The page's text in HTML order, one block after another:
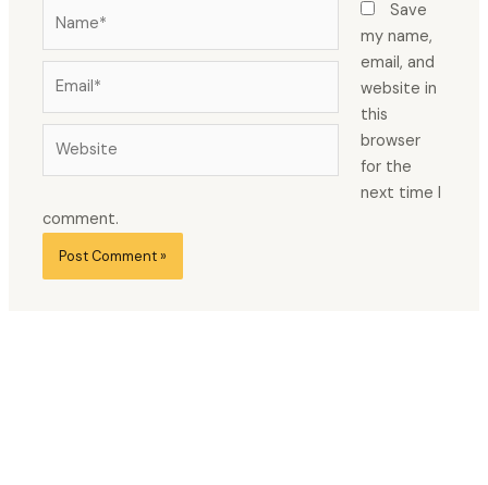
Save
my name,
email, and
website in
this
browser
for the
next time I
comment.